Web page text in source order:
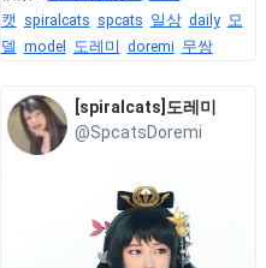
캣 spiralcats spcats 일상 daily 모
델 model 도레미 doremi 무쌍
[spiralcats]도레미
@SpcatsDoremi